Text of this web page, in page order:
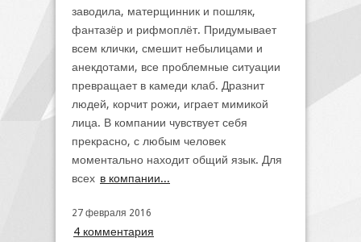
заводила, матерщинник и пошляк,
фантазёр и рифмоплёт. Придумывает
всем клички, смешит небылицами и
анекдотами, все проблемные ситуации
превращает в камеди клаб. Дразнит
людей, корчит рожи, играет мимикой
лица. В компании чувствует себя
прекрасно, с любым человек
моментально находит общий язык. Для
всех в компании...
27 февраля 2016
4 комментария